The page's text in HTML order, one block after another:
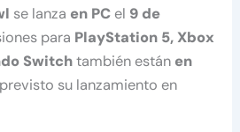
se lanza en PC el 9 de
para PlayStation 5, Xbox
Switchtambién están en
su lanzamiento en